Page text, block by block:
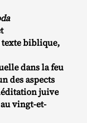
biblique,
dans la feu
des aspects
juive
vingt-et-